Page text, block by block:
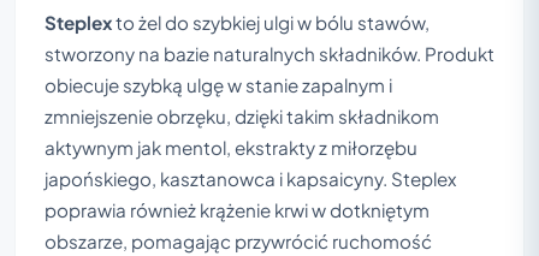
Steplexto żel do szybkiej ulgi w bólu stawów,
stworzony na bazie naturalnych składników. Produkt
obiecuje szybką ulgę w stanie zapalnym i
zmniejszenie obrzęku, dzięki takim składnikom
aktywnym jak mentol, ekstrakty z miłorzębu
japońskiego, kasztanowca i kapsaicyny. Steplex
poprawia również krążenie krwi w dotkniętym
obszarze, pomagając przywrócić ruchomość